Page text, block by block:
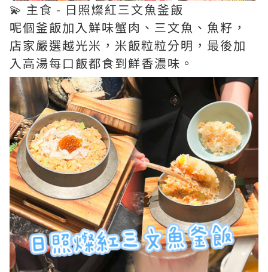
💫 主食 - 日照燦紅三文魚釜飯
呢個釜飯加入鮮味蟹肉、三文魚、魚籽，
店家嚴選越光米，米飯粒粒分明，最後加
入高湯每口飯都食到鮮香濃味。